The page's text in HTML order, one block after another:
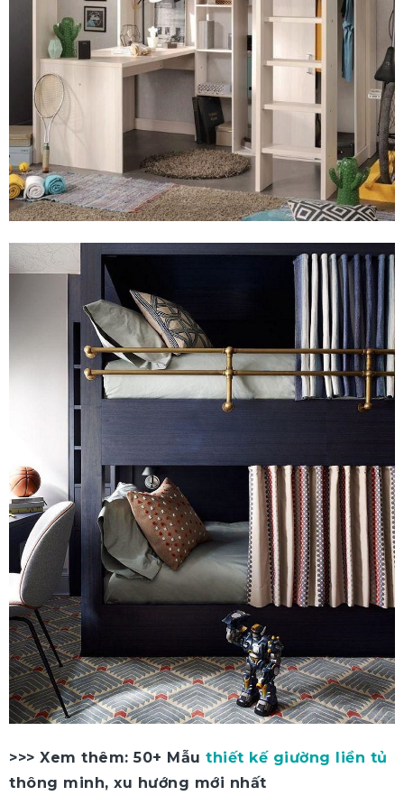
>>> Xem thêm: 50+ Mẫu thiết kế giường liền tủ
thông minh, xu hướng mới nhất